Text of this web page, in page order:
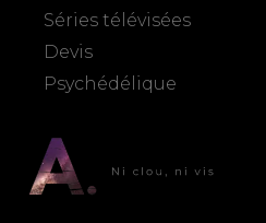
Séries télévisées
Devis
Psychédélique